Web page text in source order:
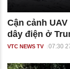
Cận cảnh
dây điện ở
VTC NEWS TV 07:30